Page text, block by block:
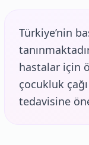
Türkiye’nin
hastalar için
çocukluk
tedavisine